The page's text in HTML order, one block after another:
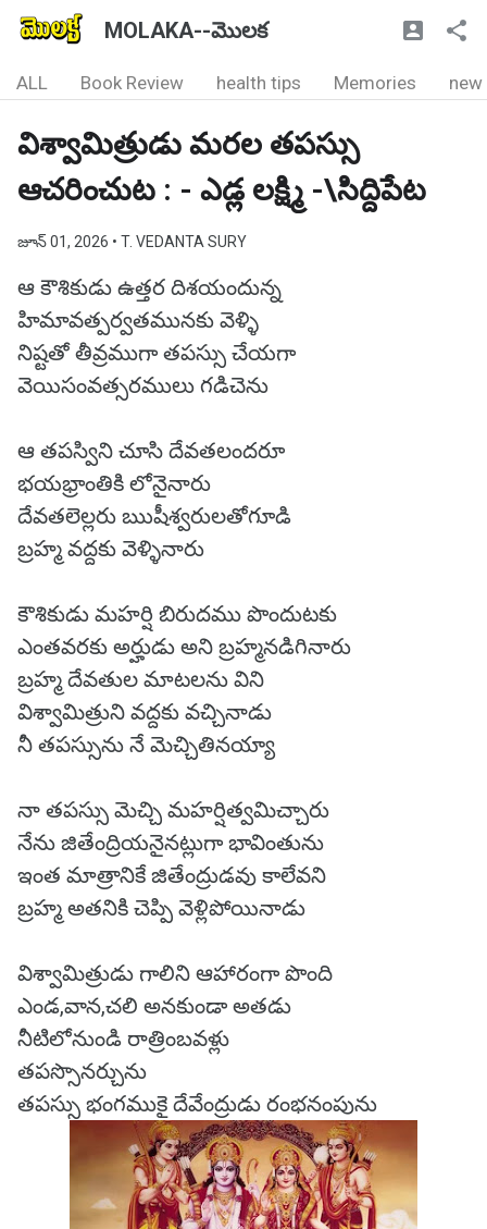
MOLAKA--మొలక
ALL Book Review health tips Memories new
విశ్వామిత్రుడు మరల తపస్సు
ఆచరించుట : - ఎడ్ల లక్ష్మి -\సిద్దిపేట
జూన్ 01, 2026 • T. VEDANTA SURY
ఆ కౌశికుడు ఉత్తర దిశయందున్న
హిమావత్పర్వతమునకు వెళ్ళి
నిష్టతో తీవ్రముగా తపస్సు చేయగా
వెయిసంవత్సరములు గడిచెను
ఆ తపస్విని చూసి దేవతలందరూ
భయభ్రాంతికి లోనైనారు
దేవతలెల్లరు ఋషీశ్వరులతోగూడి
బ్రహ్మ వద్దకు వెళ్ళినారు
కౌశికుడు మహర్షి బిరుదము పొందుటకు
ఎంతవరకు అర్హుడు అని బ్రహ్మనడిగినారు
బ్రహ్మ దేవతుల మాటలను విని
విశ్వామిత్రుని వద్దకు వచ్చినాడు
నీ తపస్సును నే మెచ్చితినయ్యా
నా తపస్సు మెచ్చి మహర్షిత్వమిచ్చారు
నేను జితేంద్రియనైనట్లుగా భావింతును
ఇంత మాత్రానికే జితేంద్రుడవు కాలేవని
బ్రహ్మ అతనికి చెప్పి వెళ్లిపోయినాడు
విశ్వామిత్రుడు గాలిని ఆహారంగా పొంది
ఎండ,వాన,చలి అనకుండా అతడు
నీటిలోనుండి రాత్రింబవళ్లు
తపస్సొనర్చును
తపస్సు భంగముకై దేవేంద్రుడు రంభనంపును